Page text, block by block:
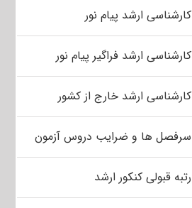
کارشناسی ارشد پیام نور
کارشناسی ارشد فراگیر پیام نور
کارشناسی ارشد خارج از کشور
سرفصل ها و ضرایب دروس آزمون
رتبه قبولی کنکور ارشد